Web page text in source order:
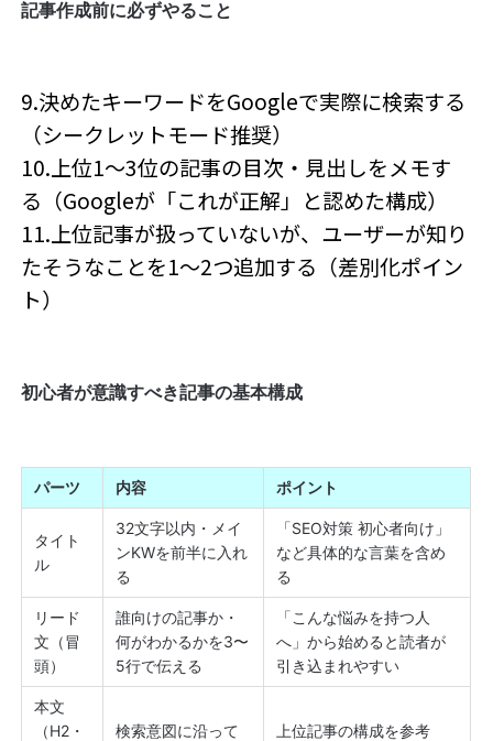
記事作成前に必ずやること
9.決めたキーワードをGoogleで実際に検索する
（シークレットモード推奨）
10.上位1〜3位の記事の目次・見出しをメモす
る（Googleが「これが正解」と認めた構成）
11.上位記事が扱っていないが、ユーザーが知り
たそうなことを1〜2つ追加する（差別化ポイン
ト）
初心者が意識すべき記事の基本構成
パーツ 内容 ポイント
タイト
ル
32文字以内・メイ
ンKWを前半に入れ
る
「SEO対策 初心者向け」
など具体的な言葉を含め
る
リード
文（冒
頭）
誰向けの記事か・
何がわかるかを3〜
5行で伝える
「こんな悩みを持つ人
へ」から始めると読者が
引き込まれやすい
本文
（H2・
検索意図に沿って
上位記事の構成を参考